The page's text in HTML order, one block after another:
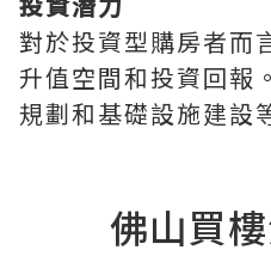
對於投資型購房者而
升值空間和投資回報
規劃和基礎設施建設
佛山買